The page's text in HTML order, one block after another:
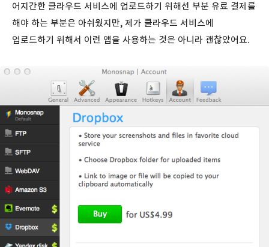
어지간한 클라우드 서비스에 업로드하기 위해선 부분 유료 결제를
해야 하는 부분은 아쉬웠지만, 제가 클라우드 서비스에
업로드하기 위해서 이런 앱을 사용하는 것은 아니라 괜찮았어요.